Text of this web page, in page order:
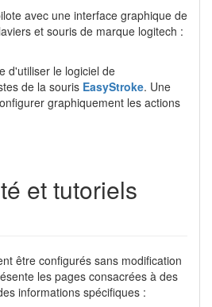
avec une interface graphique de
et souris de marque logitech :
d'utiliser le logiciel de
de la souris EasyStroke. Une
graphiquement les actions
et tutoriels
être configurés sans modification
les pages consacrées à des
informations spécifiques :